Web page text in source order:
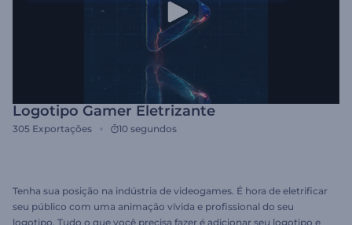
Logotipo Gamer Eletrizante
305 Exportações 10 segundos
Tenha sua posição na indústria de videogames. É hora de eletrificar
seu público com uma animação vívida e profissional do seu
logotipo. Tudo o que você precisa fazer é adicionar seu logotipo e